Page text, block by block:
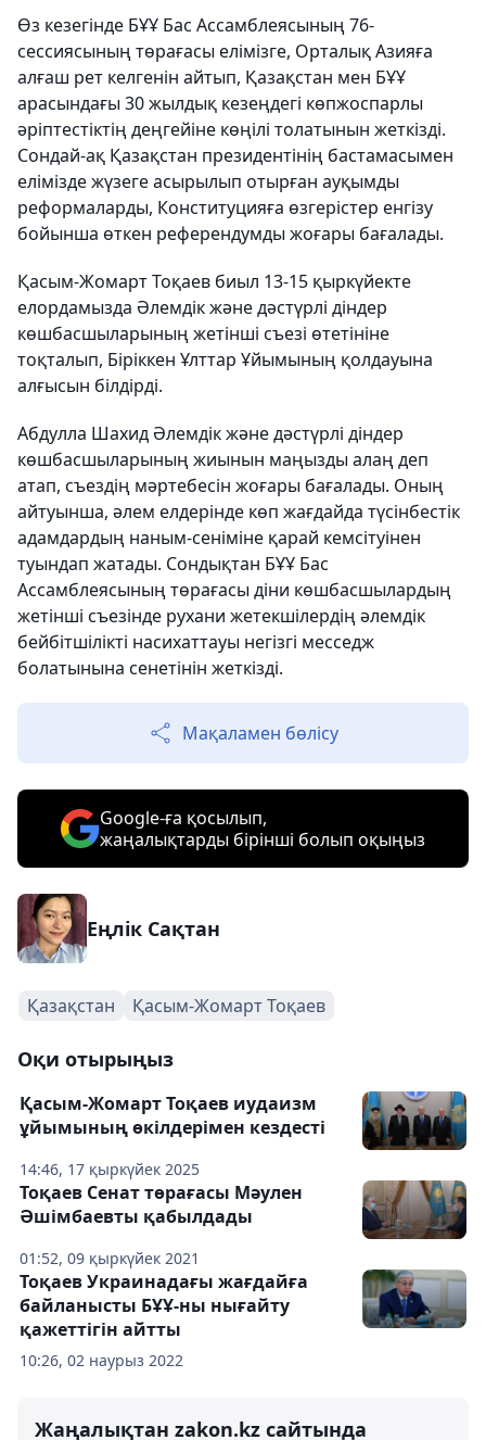
Өз кезегінде БҰҰ Бас Ассамблеясының 76-
сессиясының төрағасы елімізге, Орталық Азияға
алғаш рет келгенін айтып, Қазақстан мен БҰҰ
арасындағы 30 жылдық кезеңдегі көпжоспарлы
әріптестіктің деңгейіне көңілі толатынын жеткізді.
Сондай-ақ Қазақстан президентінің бастамасымен
елімізде жүзеге асырылып отырған ауқымды
реформаларды, Конституцияға өзгерістер енгізу
бойынша өткен референдумды жоғары бағалады.
Қасым-Жомарт Тоқаев биыл 13-15 қыркүйекте
елордамызда Әлемдік және дәстүрлі діндер
көшбасшыларының жетінші съезі өтетініне
тоқталып, Біріккен Ұлттар Ұйымының қолдауына
алғысын білдірді.
Абдулла Шахид Әлемдік және дәстүрлі діндер
көшбасшыларының жиынын маңызды алаң деп
атап, съездің мәртебесін жоғары бағалады. Оның
айтуынша, әлем елдерінде көп жағдайда түсінбестік
адамдардың наным-сеніміне қарай кемсітуінен
туындап жатады. Сондықтан БҰҰ Бас
Ассамблеясының төрағасы діни көшбасшылардың
жетінші съезінде рухани жетекшілердің әлемдік
бейбітшілікті насихаттауы негізгі месседж
болатынына сенетінін жеткізді.
Мақаламен бөлісу
Google-ға қосылып,
жаңалықтарды бірінші болып оқыңыз
Еңлік Сақтан
Қазақстан Қасым-Жомарт Тоқаев
Оқи отырыңыз
14:46, 17 қыркүйек 2025
Қасым-Жомарт Тоқаев иудаизм
ұйымының өкілдерімен кездесті
01:52, 09 қыркүйек 2021
Тоқаев Сенат төрағасы Мәулен
Әшімбаевты қабылдады
10:26, 02 наурыз 2022
Тоқаев Украинадағы жағдайға
байланысты БҰҰ-ны нығайту
қажеттігін айтты
Жаңалықтан zakon.kz сайтында